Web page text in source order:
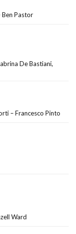
Ben Pastor
De Bastiani,
– Francesco Pinto
Ward